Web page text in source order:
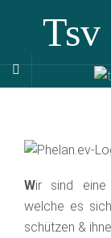
Tsv
Wir sind eine
welche es
schützen &